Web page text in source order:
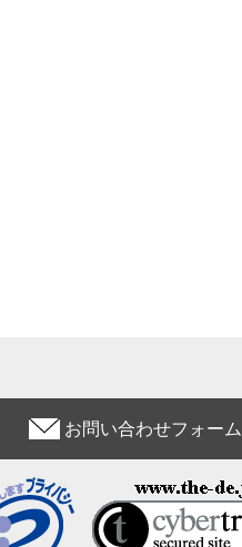
お問い合わせフォーム